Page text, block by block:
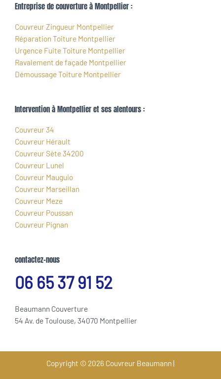
Entreprise de couverture à Montpellier :
Couvreur Zingueur Montpellier
Réparation Toiture Montpellier
Urgence Fuite Toiture Montpellier
Ravalement de façade Montpellier
Démoussage Toiture Montpellier
Intervention à Montpellier et ses alentours :
Couvreur 34
Couvreur Hérault
Couvreur Sète 34200
Couvreur Lunel
Couvreur Mauguio
Couvreur Marseillan
Couvreur Meze
Couvreur Poussan
Couvreur Pignan
contactez-nous
06 65 37 91 52
Beaumann Couverture
54 Av. de Toulouse, 34070 Montpellier
Copyright © 2026 Couvreur Beaumann |